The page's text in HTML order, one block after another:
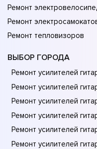
Ремонт
Ремонт
Ремонт тепловизоров
ВЫБОР ГОРОДА
Ремонт усилителей
Ремонт усилителей
Ремонт усилителей
Ремонт усилителей
Ремонт усилителей
Ремонт усилителей